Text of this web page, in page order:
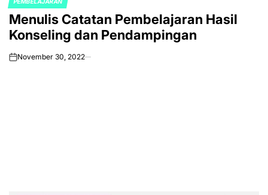
POSTED
IN
Menulis Catatan Pembelajaran Hasil
Konseling dan Pendampingan
onNovember 30, 2022